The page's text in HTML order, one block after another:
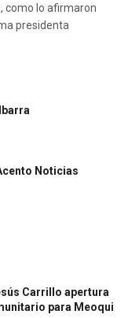
como lo afirmaron
presidenta
Noticias
Carrillo apertura
para Meoqui